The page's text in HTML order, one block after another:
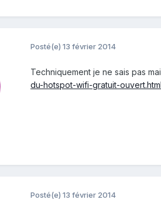
Posté(e) 13 février 2014
Techniquement je ne sais pas
du-hotspot-wifi-gratuit-ouvert.html
Posté(e) 13 février 2014